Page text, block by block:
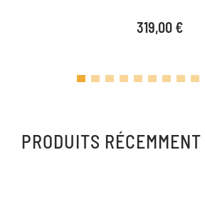
Prix
319,00 €
PRODUITS